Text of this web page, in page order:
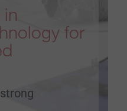
for